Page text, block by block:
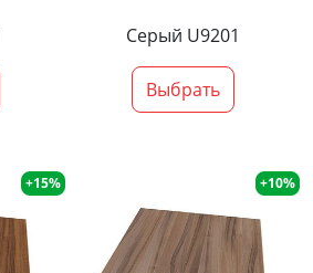
Серый U9201
Выбрать
+15% +10%